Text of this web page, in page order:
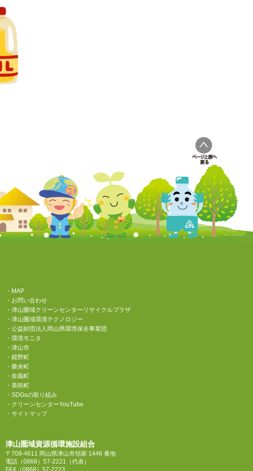
・MAP
・お問い合わせ
・津山圏域クリーンセンターリサイクルプラザ
・津山圏域環境テクノロジー
・公益財団法人岡山県環境保全事業団
・環境モニタ
・津山市
・鏡野町
・勝央町
・奈義町
・美咲町
・SDGsの取り組み
・クリーンセンターYouTube
・サイトマップ
津山圏域資源循環施設組合
〒709-4611 岡山県津山市領家 1446 番地
電話 （0868）57-2221 （代表）
FAX（0868）57-2223